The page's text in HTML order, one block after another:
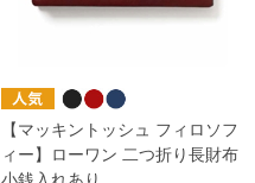
【マッキントッシュ フィロソフ
ィー】ローワン 二つ折り長財布
小銭入れあり